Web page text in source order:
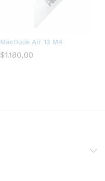
MacBook Air 13 M4
$1.180,00